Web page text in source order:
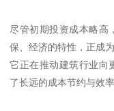
尽管初期投资成本略高
保、经济的特性，正成
它正在推动建筑行业向
了长远的成本节约与效率